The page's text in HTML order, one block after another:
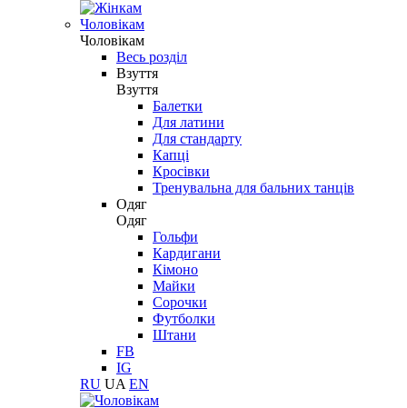
Чоловікам
Чоловікам
Весь розділ
Взуття
Взуття
Балетки
Для латини
Для стандарту
Капці
Кросівки
Тренувальна для бальних танців
Одяг
Одяг
Гольфи
Кардигани
Кімоно
Майки
Сорочки
Футболки
Штани
FB
IG
RU UA EN